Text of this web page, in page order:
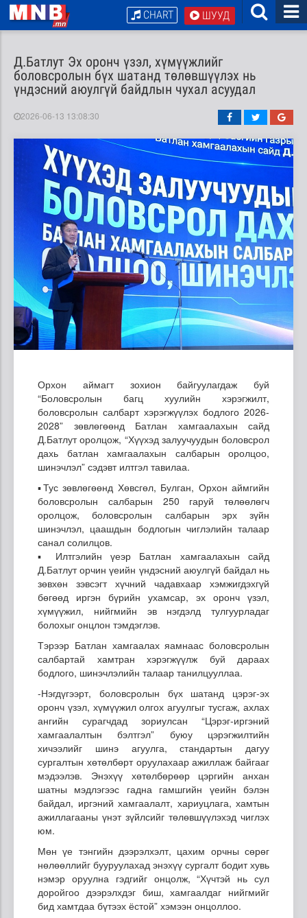
ШУУД
CHART
Д.Батлут Эх оронч үзэл, хүмүүжлийг
боловсролын бүх шатанд төлөвшүүлэх нь
үндэсний аюулгүй байдлын чухал асуудал
2026-06-13 13:08:30
Орхон аймагт зохион байгуулагдаж буй
“Боловсролын багц хуулийн хэрэгжилт,
боловсролын салбарт хэрэгжүүлэх бодлого 2026-
2028” зөвлөгөөнд Батлан хамгаалахын сайд
Д.Батлут оролцож, “Хүүхэд залуучуудын боловсрол
дахь батлан хамгаалахын салбарын оролцоо,
шинэчлэл” сэдэвт илтгэл тавилаа.
▪️Тус зөвлөгөөнд Хөвсгөл, Булган, Орхон аймгийн
боловсролын салбарын 250 гаруй төлөөлөгч
оролцож, боловсролын салбарын эрх зүйн
шинэчлэл, цаашдын бодлогын чиглэлийн талаар
санал солилцов.
▪️ Илтгэлийн үеэр Батлан хамгаалахын сайд
Д.Батлут орчин үеийн үндэсний аюулгүй байдал нь
зөвхөн зэвсэгт хүчний чадавхаар хэмжигдэхгүй
бөгөөд иргэн бүрийн ухамсар, эх оронч үзэл,
хүмүүжил, нийгмийн эв нэгдэлд тулгуурладаг
болохыг онцлон тэмдэглэв.
Тэрээр Батлан хамгаалах яамнаас боловсролын
салбартай хамтран хэрэгжүүлж буй дараах
бодлого, шинэчлэлийн талаар танилцууллаа.
-Нэгдүгээрт, боловсролын бүх шатанд цэрэг-эх
оронч үзэл, хүмүүжил олгох агуулгыг тусгаж, ахлах
ангийн сурагчдад зориулсан “Цэрэг-иргэний
хамгаалалтын бэлтгэл” буюу цэрэгжилтийн
хичээлийг шинэ агуулга, стандартын дагуу
сургалтын хөтөлбөрт оруулахаар ажиллаж байгааг
мэдээлэв. Энэхүү хөтөлбөрөөр цэргийн анхан
шатны мэдлэгээс гадна гамшгийн үеийн бэлэн
байдал, иргэний хамгаалалт, хариуцлага, хамтын
ажиллагааны үнэт зүйлсийг төлөвшүүлэхэд чиглэх
юм.
Мөн үе тэнгийн дээрэлхэлт, цахим орчны сөрөг
нөлөөллийг бууруулахад энэхүү сургалт бодит хувь
нэмэр оруулна гэдгийг онцолж, “Хүчтэй нь сул
доройгоо дээрэлхдэг биш, хамгаалдаг нийгмийг
бид хамтдаа бүтээх ёстой” хэмээн онцоллоо.